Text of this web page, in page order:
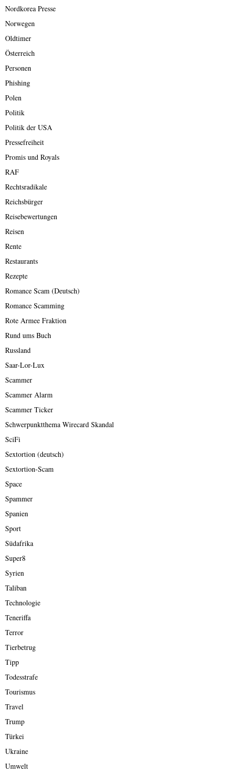
Nordkorea Presse
Norwegen
Oldtimer
Österreich
Personen
Phishing
Polen
Politik
Politik der USA
Pressefreiheit
Promis und Royals
RAF
Rechtsradikale
Reichsbürger
Reisebewertungen
Reisen
Rente
Restaurants
Rezepte
Romance Scam (Deutsch)
Romance Scamming
Rote Armee Fraktion
Rund ums Buch
Russland
Saar-Lor-Lux
Scammer
Scammer Alarm
Scammer Ticker
Schwerpunktthema Wirecard Skandal
SciFi
Sextortion (deutsch)
Sextortion-Scam
Space
Spammer
Spanien
Sport
Südafrika
Super8
Syrien
Taliban
Technologie
Teneriffa
Terror
Tierbetrug
Tipp
Todesstrafe
Tourismus
Travel
Trump
Türkei
Ukraine
Umwelt